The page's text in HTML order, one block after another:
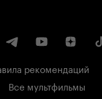
рекомендаций
Все мультфильмы